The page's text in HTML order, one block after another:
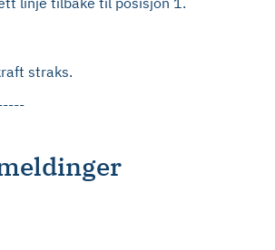
straks.